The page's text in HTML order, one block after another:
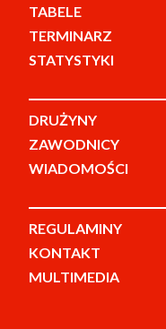
TABELE
TERMINARZ
STATYSTYKI
DRUŻYNY
ZAWODNICY
WIADOMOŚCI
REGULAMINY
KONTAKT
MULTIMEDIA